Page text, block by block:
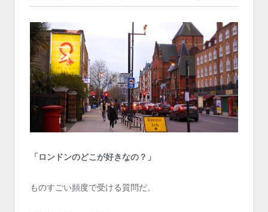
「ロンドンのどこが好きなの？」
ものすごい頻度で受ける質問だ。